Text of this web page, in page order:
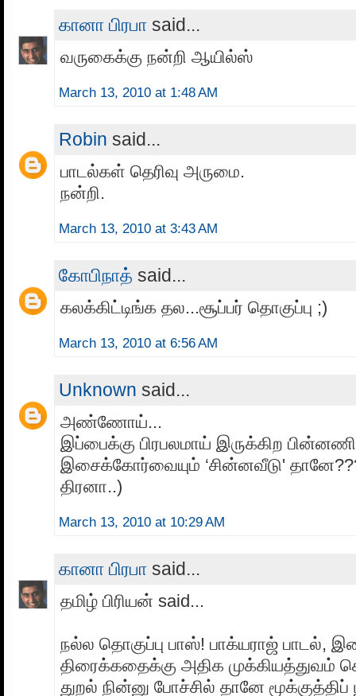
கானா பிரபா said...
வருகைக்கு நன்றி ஆயில்ஸ்
March 13, 2010 at 1:48 AM
Robin said...
பாடல்கள் தெரிவு அருமை.
நன்றி.
March 13, 2010 at 3:43 AM
கோபிநாத் said...
கலக்கிட்டிங்க தல...சூப்பர் தொகுப்பு ;)
March 13, 2010 at 6:56 AM
Unknown said...
அண்ணோய்...
இப்பைக்கு பிரபலமாய் இருக்கிற பின்னணி
இசைக்கோர்வையும் ‘சின்னவீடு'
திரனா..)
March 13, 2010 at 10:29 AM
கானா பிரபா said...
தமிழ் பிரியன் said...
நல்ல தொகுப்பு பாஸ்! பாக்யராஜ் பாடல்,
திரைக்கதைக்கு அதிக முக்கியத்துவம்
துறல் நின்னு போச்சில் தானே மூக்குத்திப்